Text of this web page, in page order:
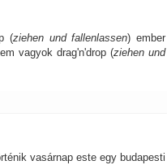
(ziehen und fallenlassen) ember
vagyok drag'n'drop (ziehen und
vasárnap este egy budapesti